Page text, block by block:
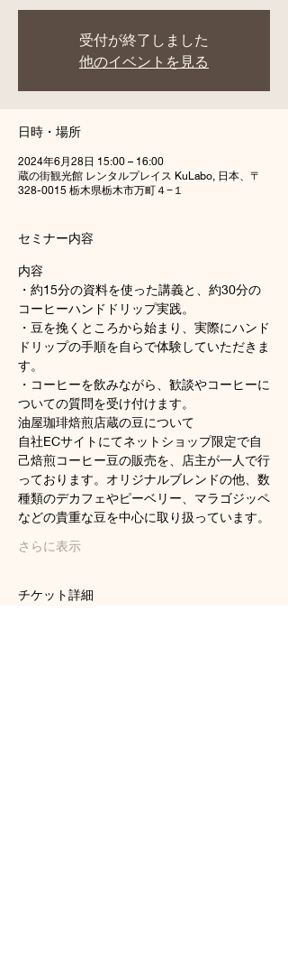
受付が終了しました
他のイベントを見る
日時・場所
2024年6月28日 15:00 – 16:00
蔵の街観光館 レンタルプレイス KuLabo, 日本、〒
328-0015 栃木県栃木市万町４−１
セミナー内容
内容
・約15分の資料を使った講義と、約30分の
コーヒーハンドドリップ実践。
・豆を挽くところから始まり、実際にハンド
ドリップの手順を自らで体験していただきま
す。
・コーヒーを飲みながら、歓談やコーヒーに
ついての質問を受け付けます。
油屋珈琲焙煎店蔵の豆について
自社ECサイトにてネットショップ限定で自
己焙煎コーヒー豆の販売を、店主が一人で行
っております。オリジナルブレンドの他、数
種類のデカフェやピーベリー、マラゴジッペ
などの貴重な豆を中心に取り扱っています。
さらに表示
チケット詳細